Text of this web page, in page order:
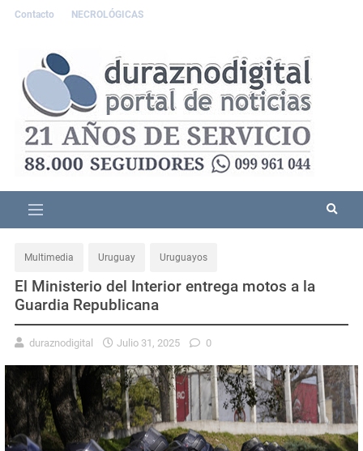
Contacto NECROLÓGICAS
Multimedia Uruguay Uruguayos
El Ministerio del Interior entrega motos a la
Guardia Republicana
duraznodigital Julio 31, 2025 0